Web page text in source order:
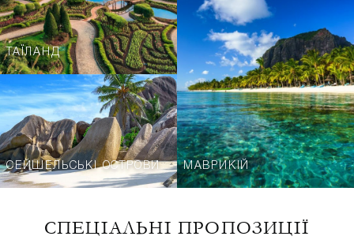
ТАЇЛАНД
СЕЙШЕЛЬСЬКІ ОСТРОВИ МАВРИКІЙ
СПЕЦІАЛЬНІ ПРОПОЗИЦІЇ